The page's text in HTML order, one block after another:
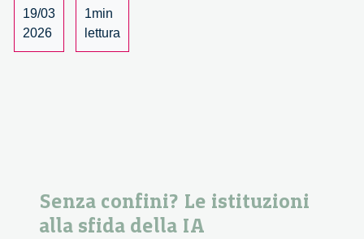
cultura
–
19/03
2026
1min
lettura
Senza confini? Le istituzioni
alla sfida della IA